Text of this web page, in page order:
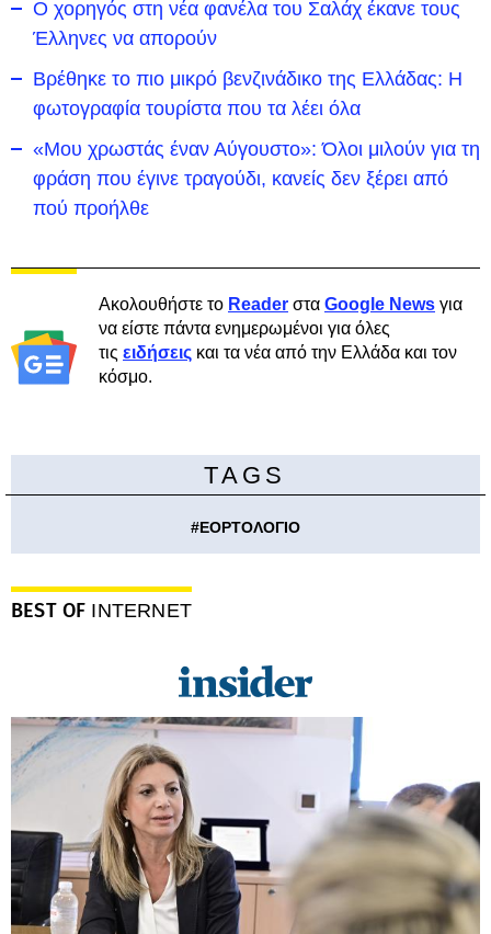
Ο χορηγός στη νέα φανέλα του Σαλάχ έκανε τους
Έλληνες να απορούν
Βρέθηκε το πιο μικρό βενζινάδικο της Ελλάδας: Η
φωτογραφία τουρίστα που τα λέει όλα
«Μου χρωστάς έναν Αύγουστο»: Όλοι μιλούν για τη
φράση που έγινε τραγούδι, κανείς δεν ξέρει από
πού προήλθε
Ακολουθήστε το Reader στα Google News για
να είστε πάντα ενημερωμένοι για όλες
τις ειδήσεις και τα νέα από την Ελλάδα και τον
κόσμο.
TAGS
#ΕΟΡΤΟΛΟΓΙΟ
BEST OF INTERNET